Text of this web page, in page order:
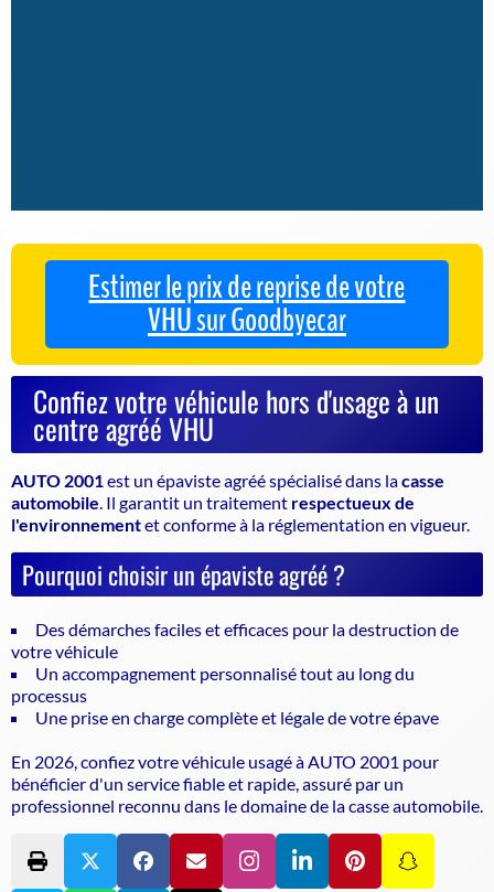
Estimer le prix de reprise de votre
VHU sur Goodbyecar
Confiez votre véhicule hors d'usage à un
centre agréé VHU
AUTO 2001 est un épaviste agrééspécialisé dans lacasse
automobile . Il garantit un traitement respectueux de
l'environnementet conforme à la réglementation en vigueur.
Pourquoi choisir un épaviste agréé ?
Des démarches faciles et efficaces pour la destruction de
votre véhicule
Un accompagnement personnalisé tout au long du
processus
Une prise en charge complète et légale de votre épave
En 2026, confiez votre véhicule usagé à AUTO 2001 pour
bénéficier d'un service fiable et rapide, assuré par un
professionnel reconnu dans le domaine de la casse automobile.